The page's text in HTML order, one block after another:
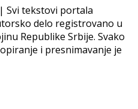
Svi tekstovi portala
delo registrovano u
Republike Srbije. Svako
i presnimavanje je